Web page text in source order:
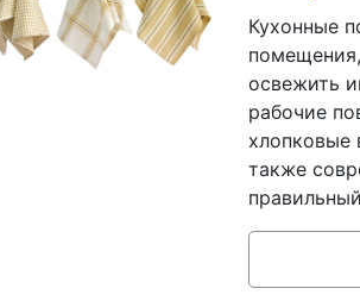
Кухонные
освежить
рабочие
хлопковые
также